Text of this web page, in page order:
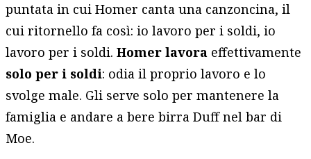
puntata in cui Homer canta una canzoncina, il
cui ritornello fa così: io lavoro per i soldi, io
lavoro per i soldi.Homer lavora effettivamente
solo per i soldi: odia il proprio lavoro e lo
svolge male. Gli serve solo per mantenere la
famiglia e andare a bere birra Duff nel bar di
Moe.